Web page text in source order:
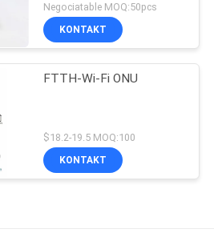
Negociatable MOQ:50pcs
KONTAKT
FTTH-Wi-Fi ONU
$18.2-19.5 MOQ:100
KONTAKT